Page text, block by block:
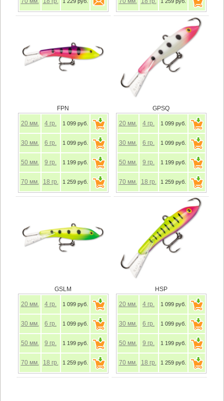
FPN
20 мм. 4 гр. 1 099 руб.
30 мм. 6 гр. 1 099 руб.
50 мм. 9 гр. 1 199 руб.
70 мм. 18 гр. 1 259 руб.
GPSQ
20 мм. 4 гр. 1 099 руб.
30 мм. 6 гр. 1 099 руб.
50 мм. 9 гр. 1 199 руб.
70 мм. 18 гр. 1 259 руб.
GSLM
20 мм. 4 гр. 1 099 руб.
30 мм. 6 гр. 1 099 руб.
50 мм. 9 гр. 1 199 руб.
70 мм. 18 гр. 1 259 руб.
HSP
20 мм. 4 гр. 1 099 руб.
30 мм. 6 гр. 1 099 руб.
50 мм. 9 гр. 1 199 руб.
70 мм. 18 гр. 1 259 руб.